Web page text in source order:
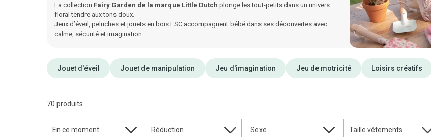
La collection Fairy Garden de la marque Little Dutch plonge les tout-petits dans un univers
floral tendre aux tons doux.
Jeux d’éveil, peluches et jouets en bois FSC accompagnent bébé dans ses découvertes avec
calme, sécurité et imagination.
Jouet d'éveil Jouet de manipulation Jeu d'imagination Jeu de motricité Loisirs créatifs
70 produits
En ce moment Réduction Sexe Taille vêtements